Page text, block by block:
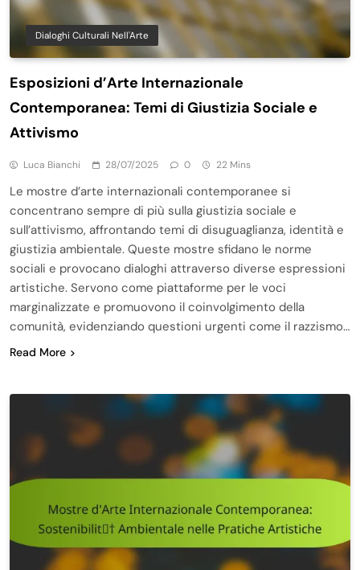
Dialoghi Culturali Nell'Arte
Esposizioni d’Arte Internazionale
Contemporanea: Temi di Giustizia Sociale e
Attivismo
Luca Bianchi 28/07/2025 0 22 Mins
Le mostre d’arte internazionali contemporanee si
concentrano sempre di più sulla giustizia sociale e
sull’attivismo, affrontando temi di disuguaglianza, identità e
giustizia ambientale. Queste mostre sfidano le norme
sociali e provocano dialoghi attraverso diverse espressioni
artistiche. Servono come piattaforme per le voci
marginalizzate e promuovono il coinvolgimento della
comunità, evidenziando questioni urgenti come il razzismo…
Read More